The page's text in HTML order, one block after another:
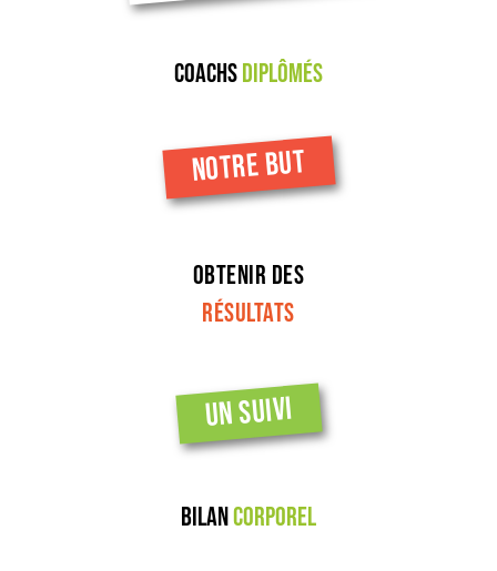
coachsdiplômés
NOTRE BUT
Obtenir des
résultats
UN SUIVI
BilanCorporel